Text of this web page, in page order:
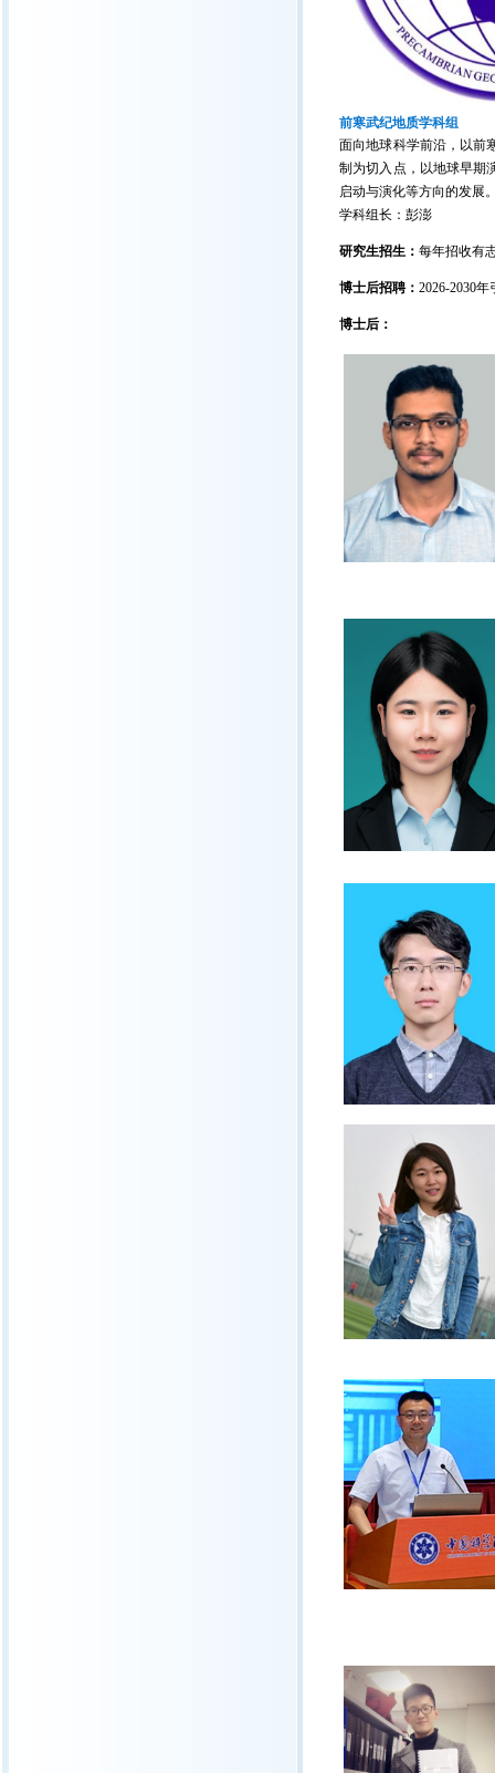
前寒武纪地质学科组
面向地球科学前沿，以前
制为切入点，以地球早期
启动与演化等方向的发展
学科组长：彭澎
研究生招生： 每年招收有
博士后招聘： 2026-2030
博士后：